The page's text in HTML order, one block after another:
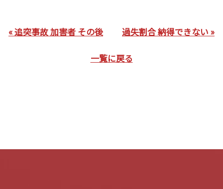
« 追突事故 加害者 その後 過失割合 納得できない »
一覧に戻る